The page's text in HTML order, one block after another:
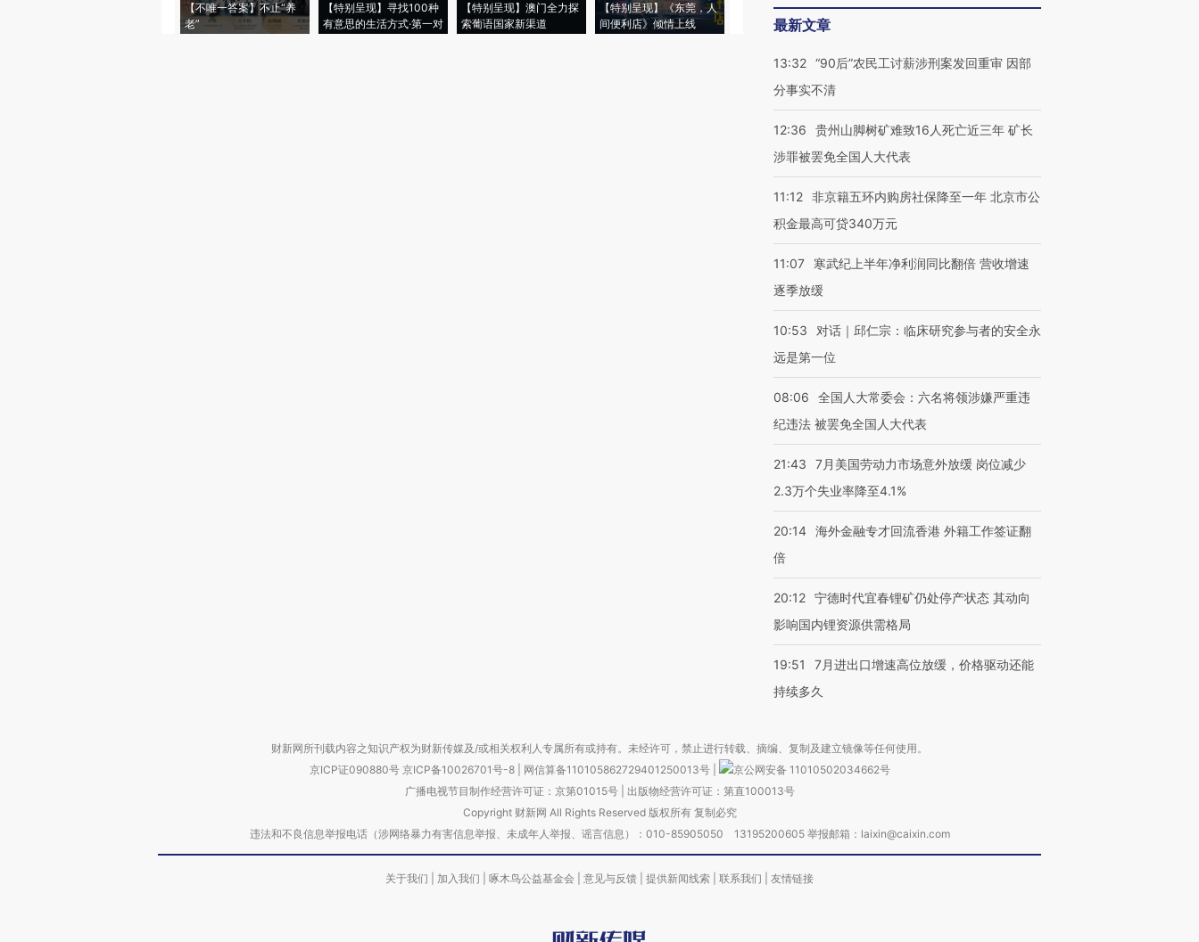
【不唯一答案】不止“养
老”
【特别呈现】寻找100种
有意思的生活方式·第一对
【特别呈现】澳门全力探
索葡语国家新渠道
【特别呈现】《东莞，人
间便利店》倾情上线
会，让数智科技“链”接产
【特别呈现】寻找100种
CFO：不靠规模取胜，华
最新文章
13:32 “90后”农民工讨薪涉刑案发回重审 因部
分事实不清
12:36
贵州山脚树矿难致16人死亡近三年 矿长
涉罪被罢免全国人大代表
11:12 非京籍五环内购房社保降至一年 北京市公
积金最高可贷340万元
11:07
寒武纪上半年净利润同比翻倍 营收增速
逐季放缓
10:53
对话｜邱仁宗：临床研究参与者的安全永
远是第一位
08:06
全国人大常委会：六名将领涉嫌严重违
纪违法 被罢免全国人大代表
21:43
7月美国劳动力市场意外放缓 岗位减少
2.3万个失业率降至4.1%
20:14 海外金融专才回流香港 外籍工作签证翻
倍
20:12 宁德时代宜春锂矿仍处停产状态 其动向
影响国内锂资源供需格局
19:51
7月进出口增速高位放缓，价格驱动还能
持续多久
财新网所刊载内容之知识产权为财新传媒及/或相关权利人专属所有或持有。未经许可，禁止进行转载、摘编、复制及建立镜像等任何使用。
京ICP证090880号 京ICP备10026701号-8 网信算备110105862729401250013号
京公网安备 11010502034662号
广播电视节目制作经营许可证：京第01015号| 出版物经营许可证：第直100013号
Copyright 财新网 All Rights Reserved 版权所有 复制必究
违法和不良信息举报电话（涉网络暴力有害信息举报、未成年人举报、谣言信息）：010-85905050 13195200605 举报邮箱：laixin@caixin.com
关于我们 加入我们 啄木鸟公益基金会 意见与反馈 提供新闻线索 联系我们 友情链接